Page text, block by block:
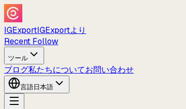
IGExportIGExportより
Recent Follow
ツール
ブログ私たちについてお問い合わせ
言語 日本語